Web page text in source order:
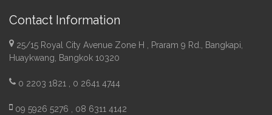
Contact Information
25/15 Royal City Avenue Zone H , Praram 9 Rd., Bangkapi,
Huaykwang, Bangkok 10320
0 2203 1821 , 0 2641 4744
09 5926 5276 , 08 6311 4142